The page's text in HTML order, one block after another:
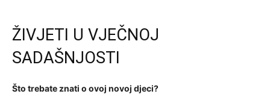
ŽIVJETI U VJEČNOJ
SADAŠNJOSTI
Što trebate znati o ovoj novoj djeci?